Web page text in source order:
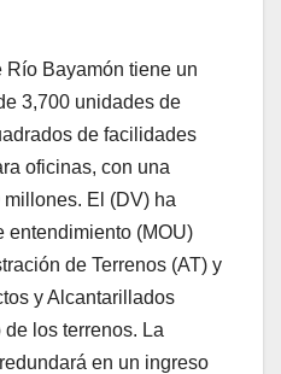
Río Bayamón tiene un
3,700 unidades de
de facilidades
oficinas, con una
El (DV) ha
entendimiento (MOU)
de Terrenos (AT) y
y Alcantarillados
los terrenos. La
en un ingreso